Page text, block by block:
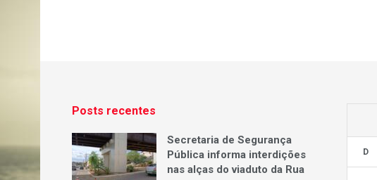
Posts recentes
Secretaria de Segurança
Pública informa interdições
nas alças do viaduto da Rua
D